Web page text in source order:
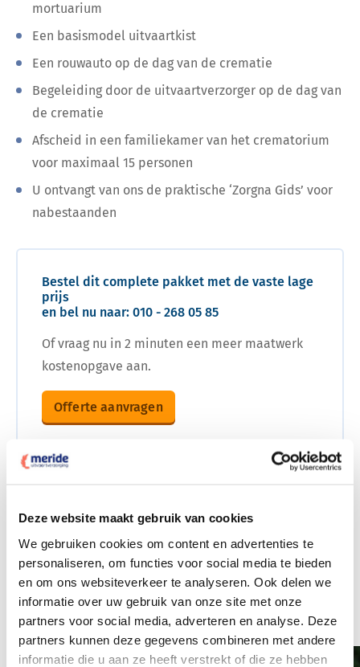
Deze website maakt gebruik van cookies
We gebruiken cookies om content en advertenties te
personaliseren, om functies voor social media te bieden
en om ons websiteverkeer te analyseren. Ook delen we
informatie over uw gebruik van onze site met onze
partners voor social media, adverteren en analyse. Deze
partners kunnen deze gegevens combineren met andere
informatie die u aan ze heeft verstrekt of die ze hebben
mortuarium
Een basismodel uitvaartkist
Een rouwauto op de dag van de crematie
Begeleiding door de uitvaartverzorger op de dag van
de crematie
Afscheid in een familiekamer van het crematorium
voor maximaal 15 personen
U ontvangt van ons de praktische ‘Zorgna Gids’ voor
nabestaanden
Bestel dit complete pakket met de vaste lage
prijs
en bel nu naar: 010 - 268 05 85
Of vraag nu in 2 minuten een meer maatwerk
kostenopgave aan.
Offerte aanvragen
U krijgt betrokken begeleiding in Schollevaar. Onze
uitvaartverzorgers zijn geselecteerd om goed te
luisteren en denken graag met u mee om een mooi
afscheid te regelen.